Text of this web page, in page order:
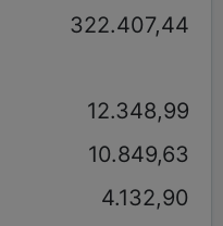
322.407,44
12.348,99
10.849,63
4.132,90